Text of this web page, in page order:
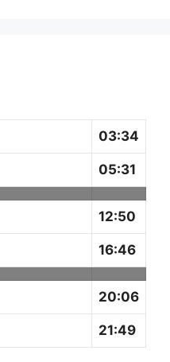
03:34
05:31
12:50
16:46
20:06
21:49